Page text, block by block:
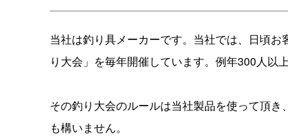
当社は釣り具メーカーです。当社では、日頃
り大会」を毎年開催しています。例年300人以
その釣り大会のルールは当社製品を使って頂
も構いません。